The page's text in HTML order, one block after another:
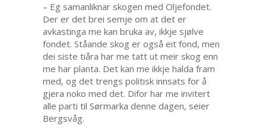
– Eg samanliknar skogen med Oljefondet.
Der er det brei semje om at det er
avkastinga me kan bruka av, ikkje sjølve
fondet. Ståande skog er også eit fond, men
dei siste tiåra har me tatt ut meir skog enn
me har planta. Det kan me ikkje halda fram
med, og det trengs politisk innsats for å
gjera noko med det. Difor har me invitert
alle parti til Sørmarka denne dagen, seier
Bergsvåg.